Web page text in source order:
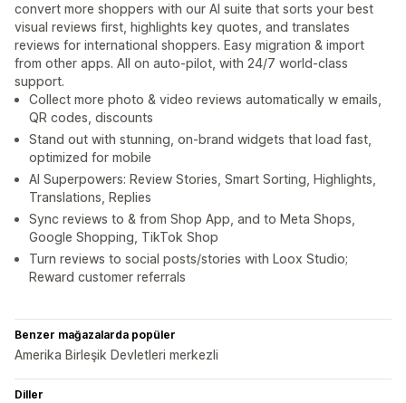
convert more shoppers with our AI suite that sorts your best
visual reviews first, highlights key quotes, and translates
reviews for international shoppers. Easy migration & import
from other apps. All on auto-pilot, with 24/7 world-class
support.
Collect more photo & video reviews automatically w emails,
QR codes, discounts
Stand out with stunning, on-brand widgets that load fast,
optimized for mobile
AI Superpowers: Review Stories, Smart Sorting, Highlights,
Translations, Replies
Sync reviews to & from Shop App, and to Meta Shops,
Google Shopping, TikTok Shop
Turn reviews to social posts/stories with Loox Studio;
Reward customer referrals
Benzer mağazalarda popüler
Amerika Birleşik Devletleri merkezli
Diller